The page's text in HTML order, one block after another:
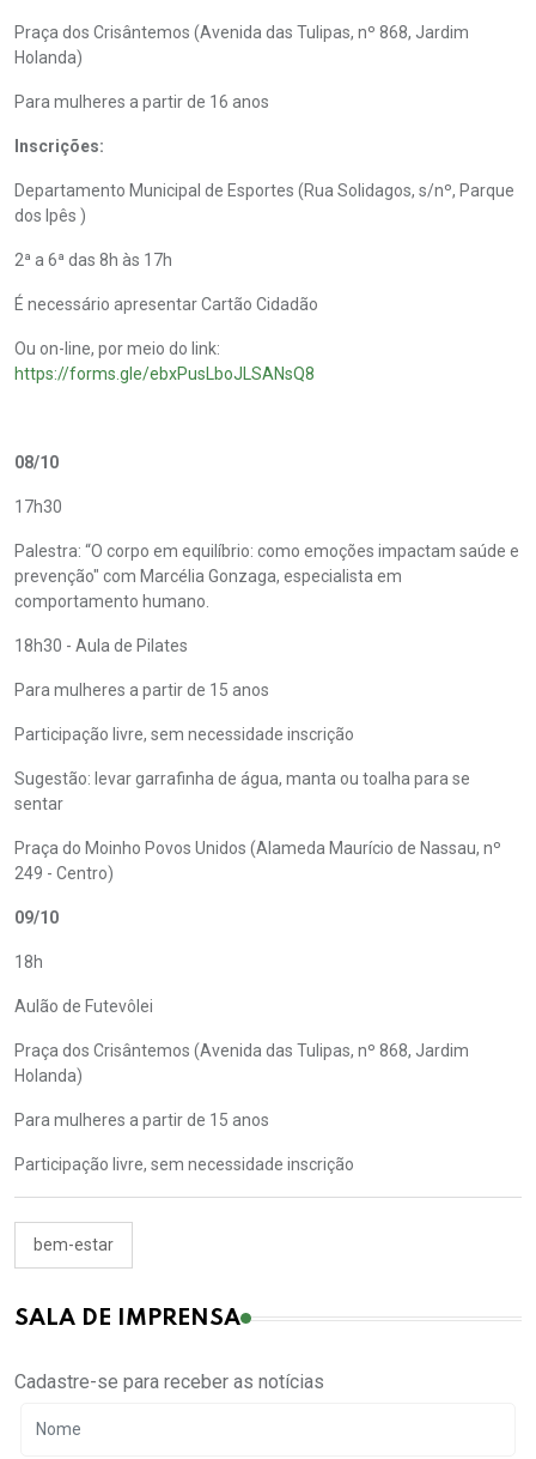
Praça dos Crisântemos (Avenida das Tulipas, nº 868, Jardim
Holanda)
Para mulheres a partir de 16 anos
Inscrições:
Departamento Municipal de Esportes (Rua Solidagos, s/nº, Parque
dos Ipês )
2ª a 6ª das 8h às 17h
É necessário apresentar Cartão Cidadão
Ou on-line, por meio do link:
https://forms.gle/ebxPusLboJLSANsQ8
08/10
17h30
Palestra: “O corpo em equilíbrio: como emoções impactam saúde e
prevenção" com Marcélia Gonzaga, especialista em
comportamento humano.
18h30 - Aula de Pilates
Para mulheres a partir de 15 anos
Participação livre, sem necessidade inscrição
Sugestão: levar garrafinha de água, manta ou toalha para se
sentar
Praça do Moinho Povos Unidos (Alameda Maurício de Nassau, nº
249 - Centro)
09/10
18h
Aulão de Futevôlei
Praça dos Crisântemos (Avenida das Tulipas, nº 868, Jardim
Holanda)
Para mulheres a partir de 15 anos
Participação livre, sem necessidade inscrição
bem-estar
SALA DE IMPRENSA
Cadastre-se para receber as notícias